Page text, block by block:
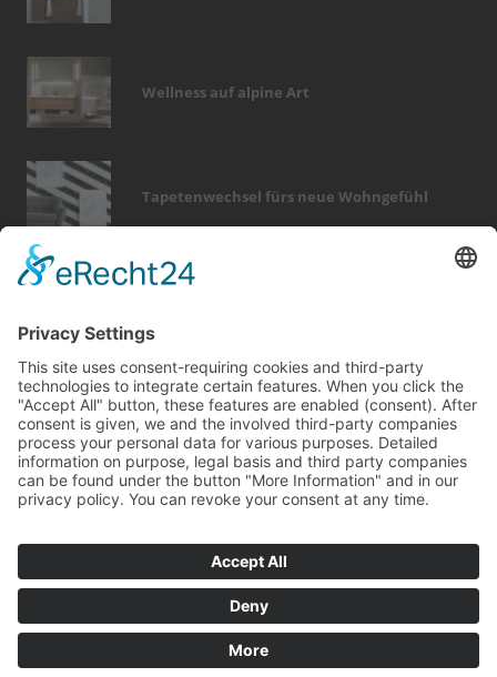
Wellness auf alpine Art
Tapetenwechsel fürs neue Wohngefühl
feuer elektro smart home zaun
kamin
förderung
outdoor rund ums haus
entfeuchtung
sicherheit
sanieren fußboden dekoration
dach
dämmung
keller holz wellness
modernisieren
Impressum